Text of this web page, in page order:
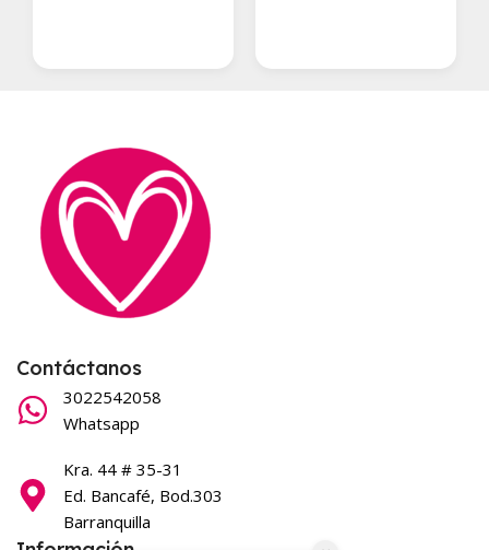
Contáctanos
3022542058
Whatsapp
Kra. 44 # 35-31
Ed. Bancafé, Bod.303
Barranquilla